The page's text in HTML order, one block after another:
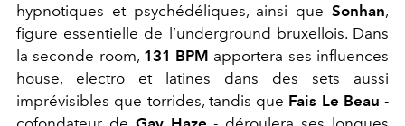
hypnotiques et psychédéliques, ainsi que Sonhan,
figure essentielle de l’underground bruxellois. Dans
la seconde room, 131 BPM apportera ses influences
house, electro et latines dans des sets aussi
imprévisibles que torrides, tandis que Fais Le Beau -